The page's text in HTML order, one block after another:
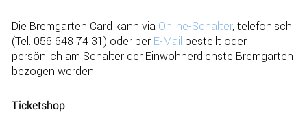
Die Bremgarten Card kann via Online-Schalter, telefonisch
(Tel. 056 648 74 31) oder per E-Mail bestellt oder
persönlich am Schalter der Einwohnerdienste Bremgarten
bezogen werden.
Ticketshop